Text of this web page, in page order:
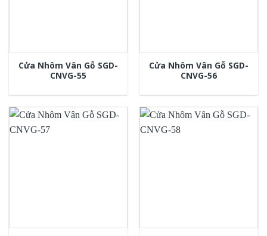
Cửa Nhôm Vân Gỗ SGD-
CNVG-55
Cửa Nhôm Vân Gỗ SGD-
CNVG-56